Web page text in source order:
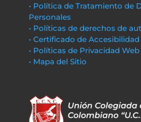
• Política de Tratamiento de
Personales
• Políticas de derechos de
• Certificado de Accesibilidad
• Políticas de Privacidad Web
• Mapa del Sitio